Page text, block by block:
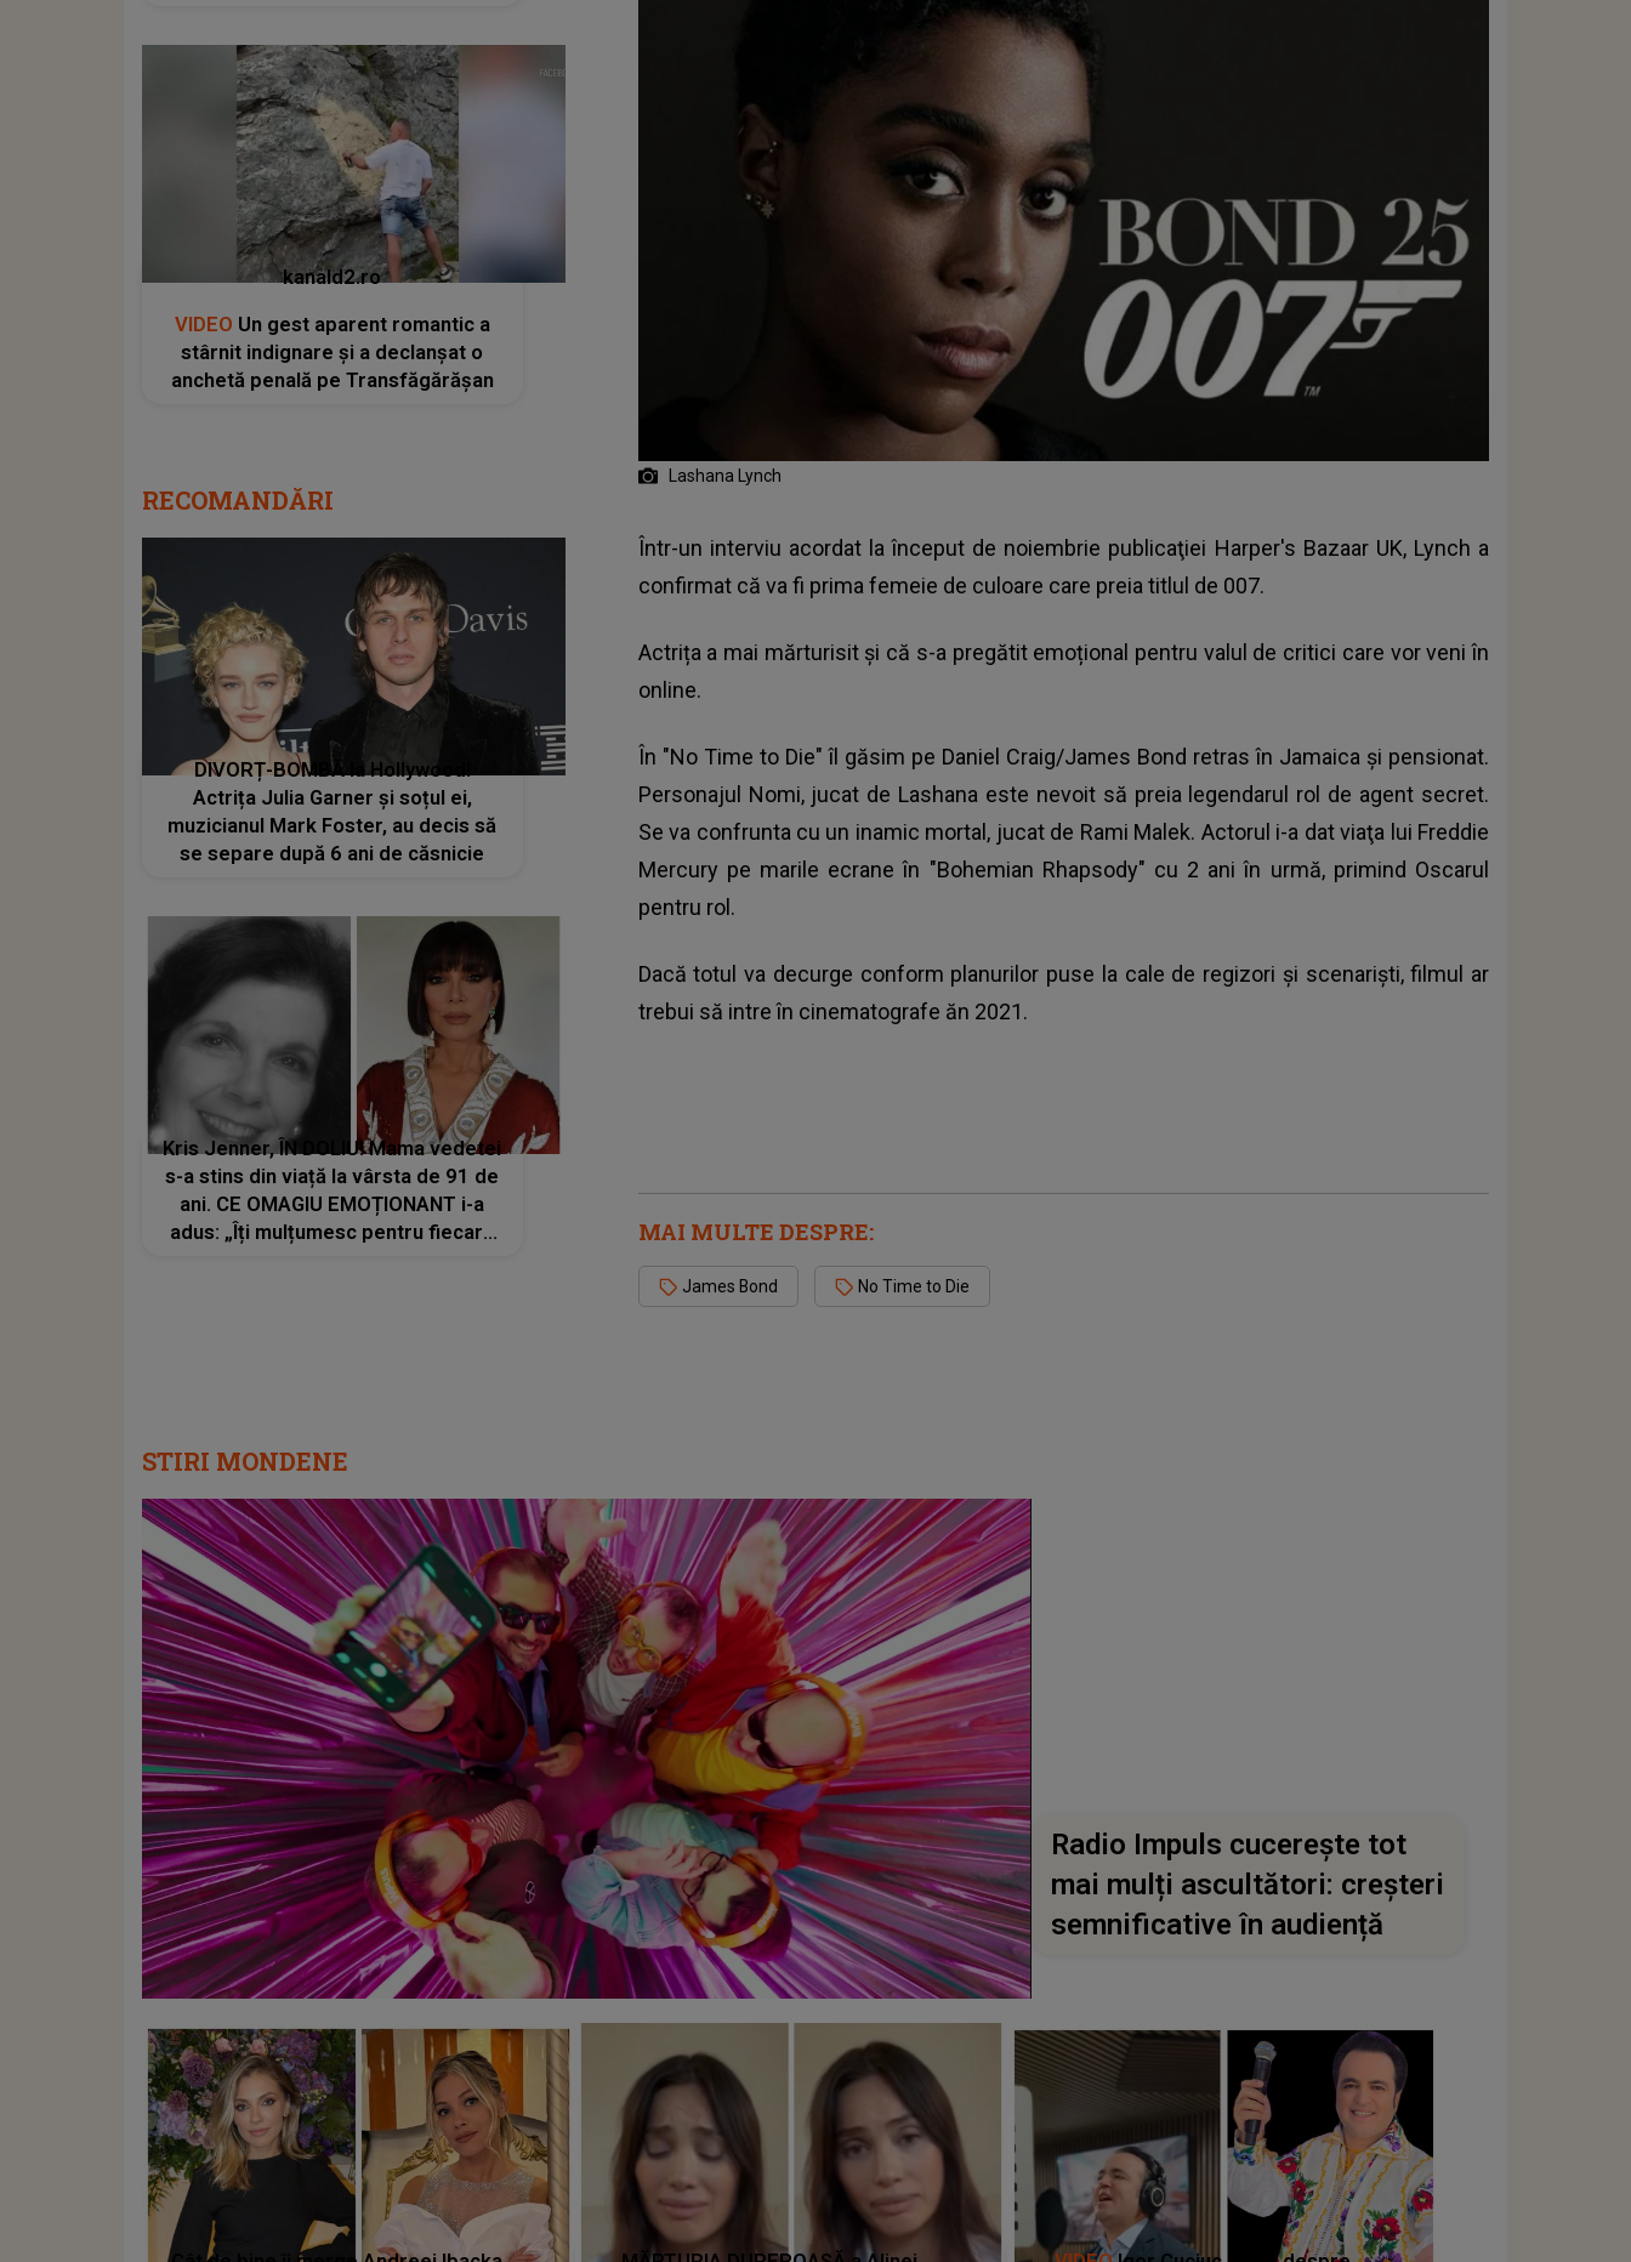
Lashana Lynch
Într-un interviu acordat la început de noiembrie publicaţiei Harper's Bazaar UK, Lynch a
confirmat că va fi prima femeie de culoare care preia titlul de 007.
Actrița a mai mărturisit și că s-a pregătit emoțional pentru valul de critici care vor veni în
online.
În "No Time to Die" îl găsim pe Daniel Craig/James Bond retras în Jamaica şi pensionat.
Personajul Nomi, jucat de Lashana este nevoit să preia legendarul rol de agent secret.
Se va confrunta cu un inamic mortal, jucat de Rami Malek. Actorul i-a dat viaţa lui Freddie
Mercury pe marile ecrane în "Bohemian Rhapsody" cu 2 ani în urmă, primind Oscarul
pentru rol.
Dacă totul va decurge conform planurilor puse la cale de regizori și scenariști, filmul ar
trebui să intre în cinematografe ăn 2021.
MAI MULTE DESPRE:
James Bond No Time to Die
kanald2.ro
VIDEO Un gest aparent romantic a
stârnit indignare și a declanșat o
anchetă penală pe Transfăgărășan
RECOMANDĂRI
DIVORȚ-BOMBĂ la Hollywood!
Actrița Julia Garner și soțul ei,
muzicianul Mark Foster, au decis să
se separe după 6 ani de căsnicie
Kris Jenner, ÎN DOLIU! Mama vedetei
s-a stins din viață la vârsta de 91 de
ani. CE OMAGIU EMOȚIONANT i-a
adus: „Îți mulțumesc pentru fiecare
STIRI MONDENE
Radio Impuls cucerește tot
mai mulți ascultători: creșteri
semnificative în audiență